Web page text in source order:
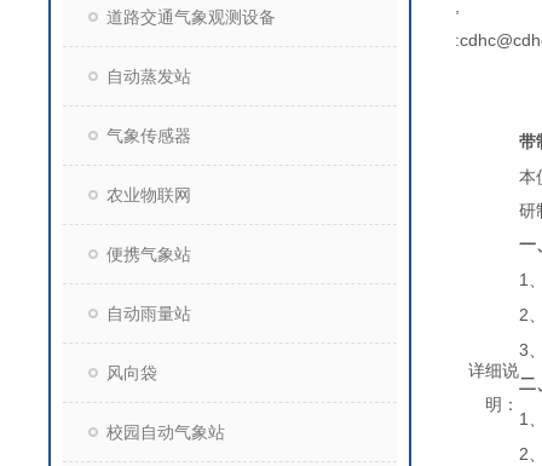
道路交通气象观测设备
自动蒸发站
气象传感器
农业物联网
便携气象站
自动雨量站
风向袋
校园自动气象站
详细说
明：
带
本
研
一
1
2
3
二
1
2